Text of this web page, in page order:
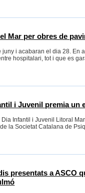
Mar per obres de
i acabaran el dia 28. En
hospitalari, tot i que es
i Juvenil premia un
Infantil i Juvenil Litoral
la Societat Catalana de
presentats a ASCO